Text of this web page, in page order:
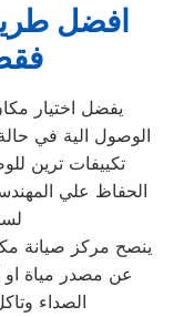
افضل
يفضل اختيار
الوصول الية في
تكييفات ترين
الحفاظ علي
ينصح مركز صيانة
عن مصدر مياة او
الصداء